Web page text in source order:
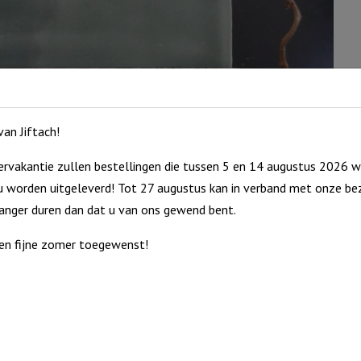
inclusief standaard. Een passend cadeau voor
Jiftach!
zullen bestellingen die tussen 5 en 14 augustus 2026
worden uitgeleverd! Tot 27 augustus kan in verband met onze
duren dan dat u van ons gewend bent.
fijne zomer toegewenst!